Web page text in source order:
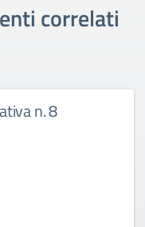
correlati
n. 8